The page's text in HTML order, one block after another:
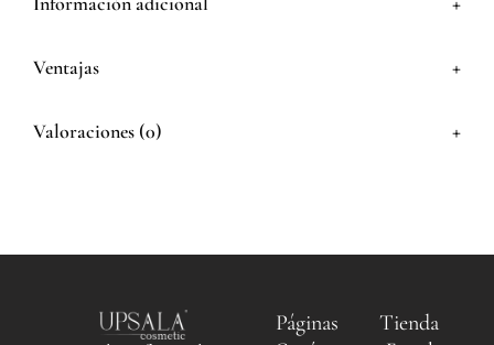
Ventajas +
Valoraciones (0) +
Páginas Tienda